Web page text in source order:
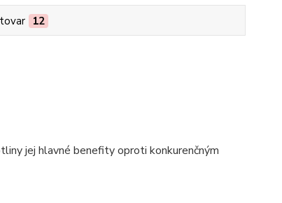
12
jej hlavné benefity oproti konkurenčným